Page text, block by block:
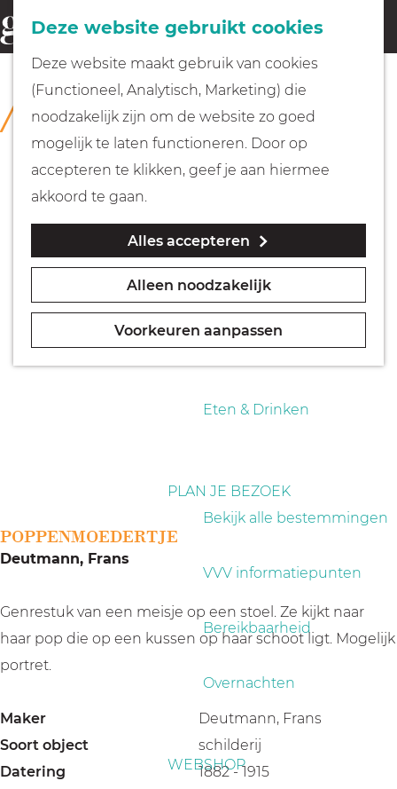
Deze website gebruikt cookies
Deze website maakt gebruik van cookies
(Functioneel, Analytisch, Marketing) die
noodzakelijk zijn om de website zo goed
mogelijk te laten functioneren. Door op
accepteren te klikken, geef je aan hiermee
akkoord te gaan.
Alles accepteren
Alleen noodzakelijk
Voorkeuren aanpassen
G
a
Fietsen
Wandelen
Geocachen
Naar het museum
Eten & Drinken
PLAN JE BEZOEK
Bekijk alle bestemmingen
VVV informatiepunten
Bereikbaarheid
Overnachten
WEBSHOP
o
e
k
e
n
COLLECTIE
Singer Laren
POPPENMOEDERTJE
Deutmann, Frans
Genrestuk van een meisje op een stoel. Ze kijkt naar
haar pop die op een kussen op haar schoot ligt. Mogelijk
portret.
Maker
Deutmann, Frans
Soort object
schilderij
Datering
1882 - 1915